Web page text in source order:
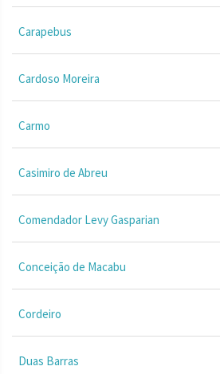
Carapebus
Cardoso Moreira
Carmo
Casimiro de Abreu
Comendador Levy Gasparian
Conceição de Macabu
Cordeiro
Duas Barras